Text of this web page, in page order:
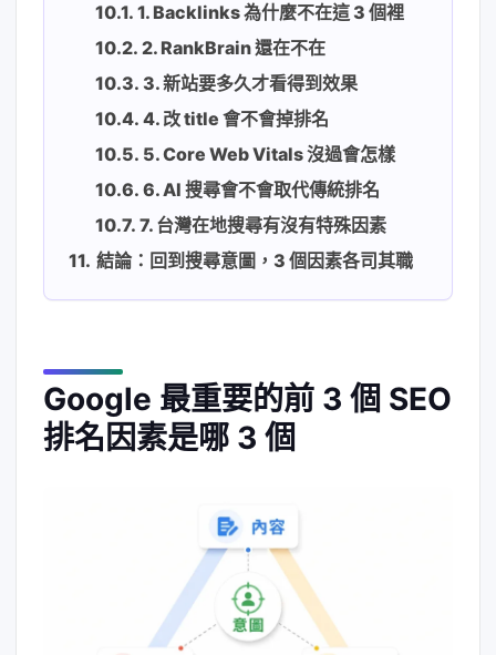
1. Backlinks 為什麼不在這 3 個裡
2. RankBrain 還在不在
3. 新站要多久才看得到效果
4. 改 title 會不會掉排名
5. Core Web Vitals 沒過會怎樣
6. AI 搜尋會不會取代傳統排名
7. 台灣在地搜尋有沒有特殊因素
結論：回到搜尋意圖，3 個因素各司其職
Google 最重要的前 3 個 SEO
排名因素是哪 3 個